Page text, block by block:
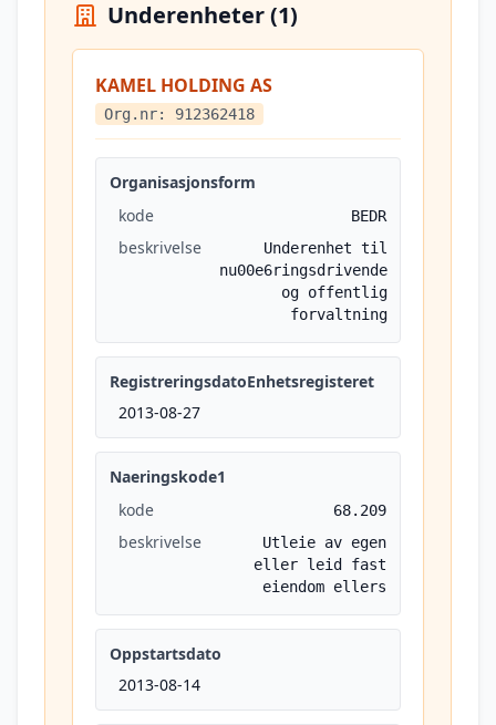
Underenheter (1)
KAMEL HOLDING AS
Org.nr: 912362418
Organisasjonsform
kode
BEDR
beskrivelse
Underenhet til
nu00e6ringsdrivende
og offentlig
forvaltning
RegistreringsdatoEnhetsregisteret
2013-08-27
Naeringskode1
kode
68.209
beskrivelse
Utleie av egen
eller leid fast
eiendom ellers
Oppstartsdato
2013-08-14